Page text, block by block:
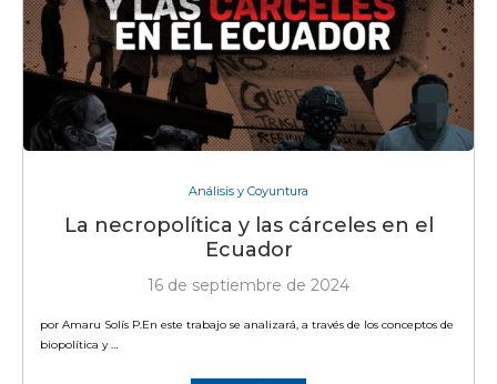
Análisis y Coyuntura
La necropolítica y las cárceles en el
Ecuador
16 de septiembre de 2024
por Amaru Solís P.En este trabajo se analizará, a través de los conceptos de
biopolítica y …